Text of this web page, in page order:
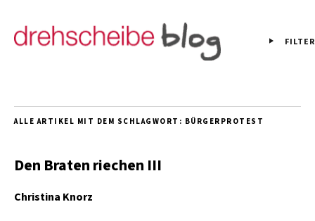
FILTER
ALLE ARTIKEL MIT DEM SCHLAGWORT: BÜRGERPROTEST
Den Braten riechen III
Christina Knorz